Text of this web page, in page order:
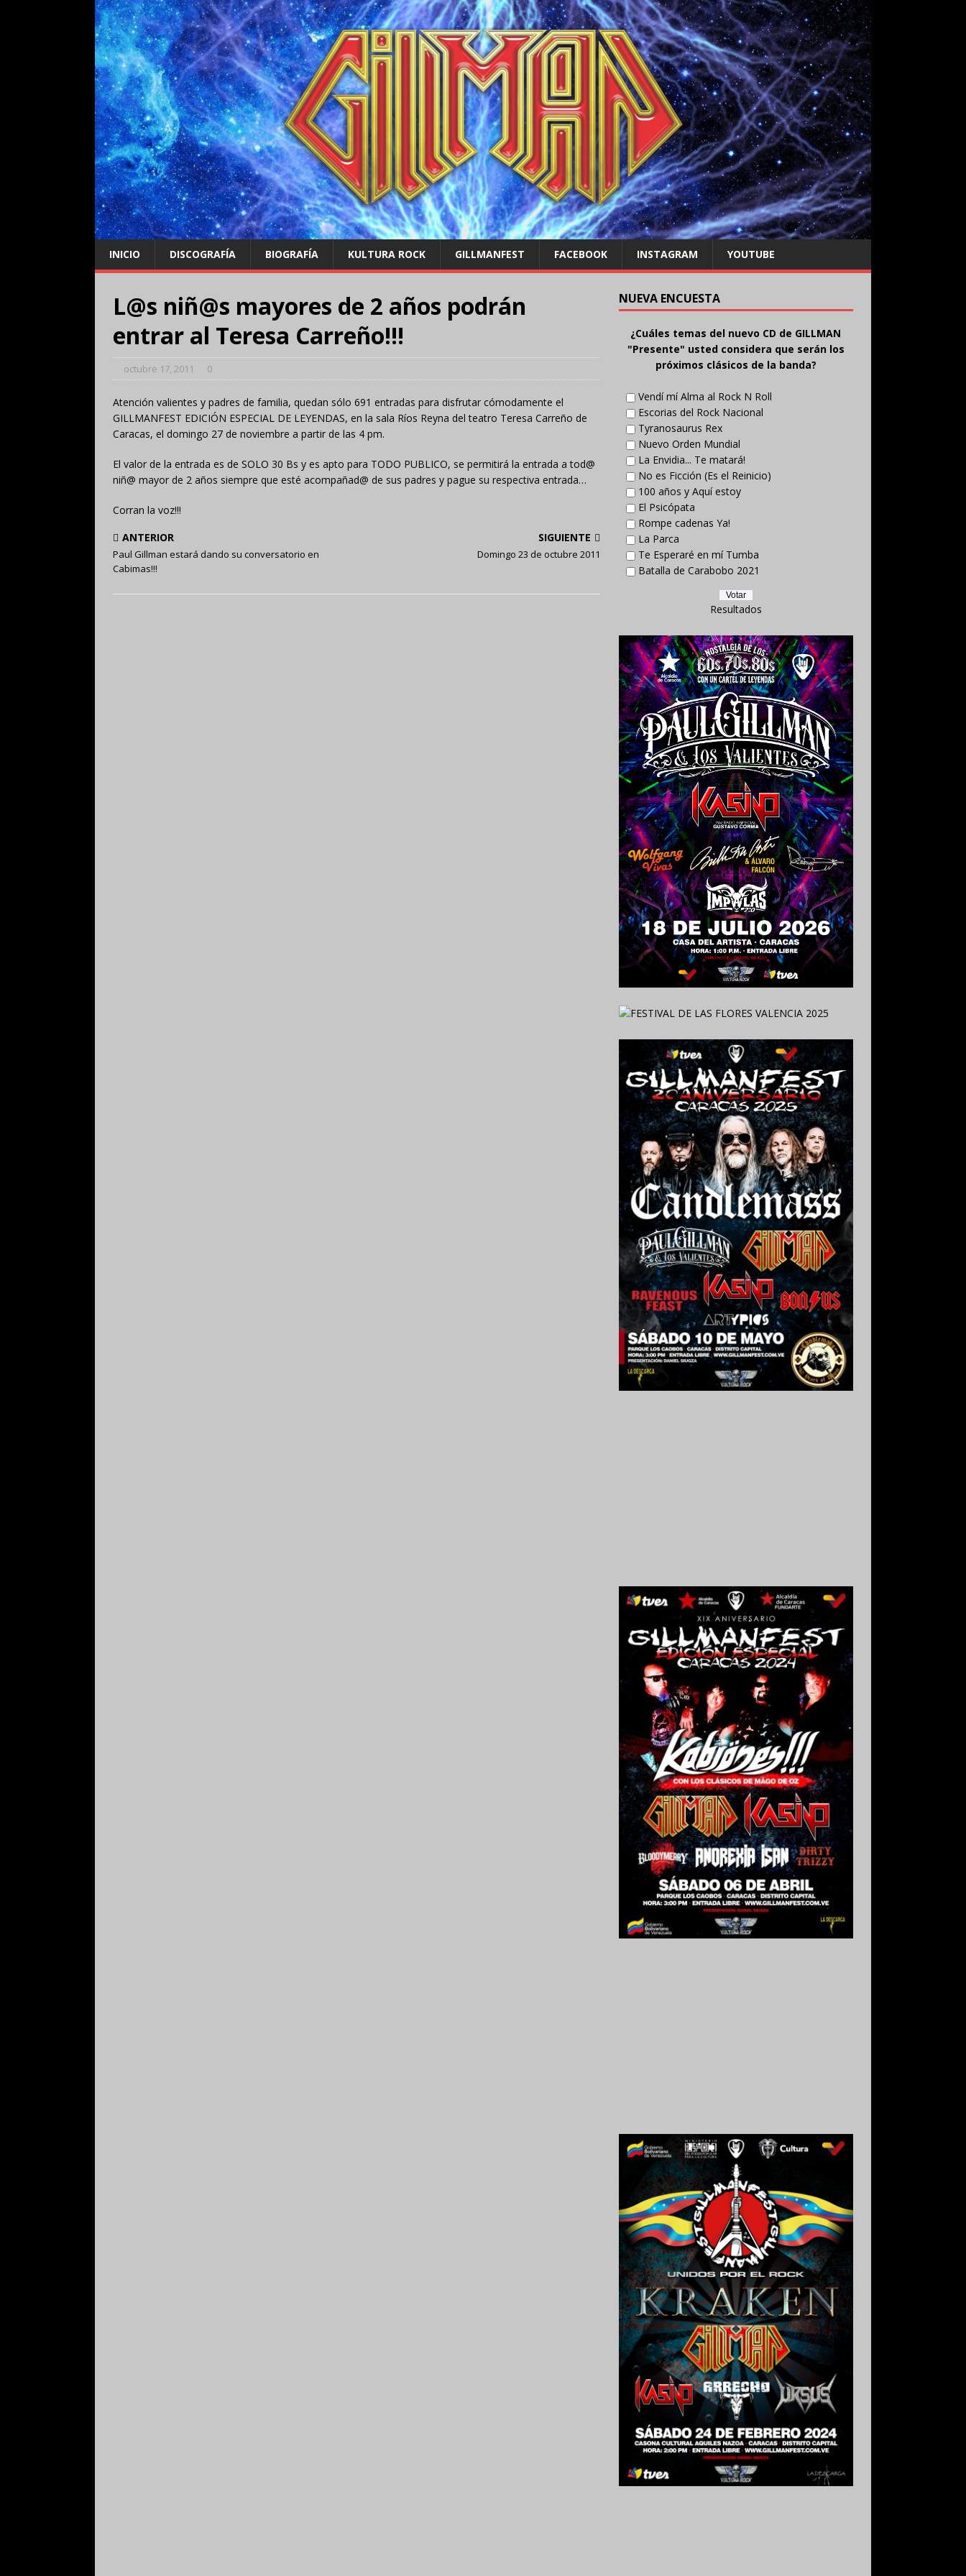
INICIO DISCOGRAFÍA BIOGRAFÍA KULTURA ROCK GILLMANFEST FACEBOOK INSTAGRAM YOUTUBE
L@s niñ@s mayores de 2 años podrán
entrar al Teresa Carreño!!!
octubre 17, 2011 0
Atención valientes y padres de familia, quedan sólo 691 entradas para disfrutar cómodamente el
GILLMANFEST EDICIÓN ESPECIAL DE LEYENDAS, en la sala Ríos Reyna del teatro Teresa Carreño de
Caracas, el domingo 27 de noviembre a partir de las 4 pm.
El valor de la entrada es de SOLO 30 Bs y es apto para TODO PUBLICO, se permitirá la entrada a tod@
niñ@ mayor de 2 años siempre que esté acompañad@ de sus padres y pague su respectiva entrada…
Corran la voz!!!
ANTERIOR
Paul Gillman estará dando su conversatorio en
Cabimas!!!
SIGUIENTE
Domingo 23 de octubre 2011
NUEVA ENCUESTA
¿Cuáles temas del nuevo CD de GILLMAN
"Presente" usted considera que serán los
próximos clásicos de la banda?
Vendí mí Alma al Rock N Roll
Escorias del Rock Nacional
Tyranosaurus Rex
Nuevo Orden Mundial
La Envidia... Te matará!
No es Ficción (Es el Reinicio)
100 años y Aquí estoy
El Psicópata
Rompe cadenas Ya!
La Parca
Te Esperaré en mí Tumba
Batalla de Carabobo 2021
Resultados